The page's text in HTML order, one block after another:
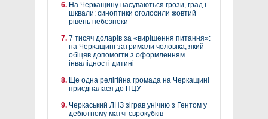
На Черкащину насуваються грози, град і
шквали: синоптики оголосили жовтий
рівень небезпеки
7 тисяч доларів за «вирішення питання»:
на Черкащині затримали чоловіка, який
обіцяв допомогти з оформленням
інвалідності дитині
Ще одна релігійна громада на Черкащині
приєдналася до ПЦУ
Черкаський ЛНЗ зіграв унічию з Гентом у
дебютному матчі єврокубків